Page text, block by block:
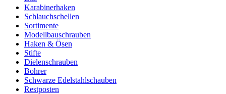
Karabinerhaken
Schlauchschellen
Sortimente
Modellbauschrauben
Haken & Ösen
Stifte
Dielenschrauben
Bohrer
Schwarze Edelstahlschauben
Restposten